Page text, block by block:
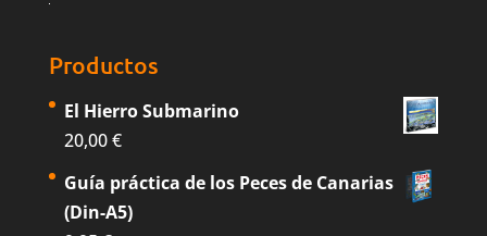
Productos
El Hierro Submarino
20,00€
Guía práctica de los Peces de Canarias
(Din-A5)